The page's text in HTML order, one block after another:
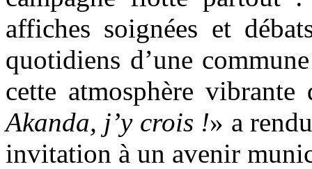
affiches soignées et
quotidiens d’une
cette atmosphère
Akanda, j’y crois !» a
invitation à un avenir